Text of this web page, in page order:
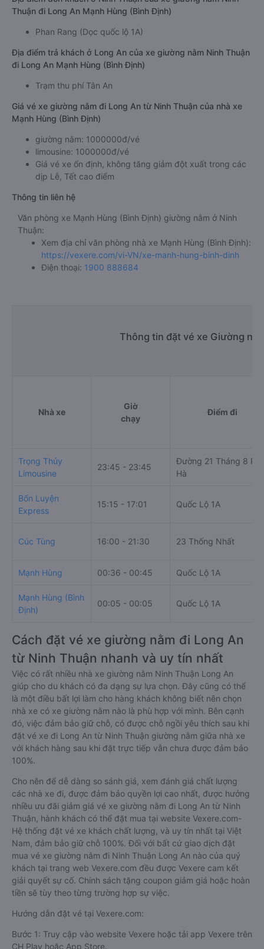
Thuận đi Long An Mạnh Hùng (Bình Định)
Phan Rang (Dọc quốc lộ 1A)
Địa điểm trả khách ở Long An của xe giường nằm Ninh Thuận
đi Long An Mạnh Hùng (Bình Định)
Trạm thu phí Tân An
Giá vé xe giường nằm đi Long An từ Ninh Thuận của nhà xe
Mạnh Hùng (Bình Định)
giường nằm: 1000000đ/vé
limousine: 1000000đ/vé
Giá vé xe ổn định, không tăng giảm đột xuất trong các
dịp Lễ, Tết cao điểm
Thông tin liên hệ
Văn phòng xe Mạnh Hùng (Bình Định) giường nằm ở Ninh
Thuận:
Xem địa chỉ văn phòng nhà xe Mạnh Hùng (Bình Định):
https://vexere.com/vi-VN/xe-manh-hung-binh-dinh
Điện thoại: 1900 888684
Thông tin đặt vé xe Giường
Nhà xe
Giờ
chạy
Điểm đi
Trọng Thủy
Limousine
23:45 - 23:45
Đường 21 Tháng 8
Hà
Bốn Luyện
Express
15:15 - 17:01 Quốc Lộ 1A
Cúc Tùng 16:00 - 21:30 23 Thống Nhất
Mạnh Hùng 00:36 - 00:45 Quốc Lộ 1A
Mạnh Hùng (Bình
Định)
00:05 - 00:05 Quốc Lộ 1A
Cách đặt vé xe giường nằm đi Long An
từ Ninh Thuận nhanh và uy tín nhất
Việc có rất nhiều nhà xe giường nằm Ninh Thuận Long An
giúp cho du khách có đa dạng sự lựa chọn. Đây cũng có thể
là một điều bất lợi làm cho hàng khách không biết nên chọn
nhà xe có xe giường nằm nào là phù hợp với mình. Bên cạnh
đó, việc đảm bảo giữ chỗ, có được chỗ ngồi yêu thích sau khi
đặt vé xe đi Long An từ Ninh Thuận giường nằm giữa nhà xe
với khách hàng sau khi đặt trực tiếp vẫn chưa được đảm bảo
100%.
Cho nên để dễ dàng so sánh giá, xem đánh giá chất lượng
các nhà xe đi, được đảm bảo quyền lợi cao nhất, được hưởng
nhiều ưu đãi giảm giá vé xe giường nằm đi Long An từ Ninh
Thuận, hành khách có thể đặt mua tại website Vexere.com-
Hệ thống đặt vé xe khách chất lượng, và uy tín nhất tại Việt
Nam, đảm bảo giữ chỗ 100%. Đối với bất cứ giao dịch đặt
mua vé xe giường nằm đi Ninh Thuận Long An nào của quý
khách tại trang web Vexere.com đều được Vexere cam kết
giải quyết sự cố. Chính sách tặng coupon giảm giá hoặc hoàn
tiền sẽ tùy theo từng trường hợp sự việc.
Hướng dẫn đặt vé tại Vexere.com:
Bước 1: Truy cập vào website Vexere hoặc tải app Vexere trên
CH Play hoặc App Store.